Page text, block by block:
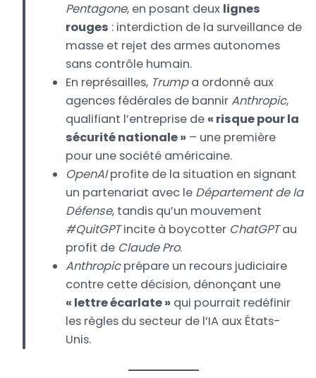
Pentagone, en posant deux lignes
rouges : interdiction de la surveillance de
masse et rejet des armes autonomes
sans contrôle humain.
En représailles, Trumpa ordonné aux
agences fédérales de bannirAnthropic,
qualifiant l’entreprise de « risque pour la
sécurité nationale »– une première
pour une société américaine.
OpenAIprofite de la situation en signant
un partenariat avec le Département de la
Défense, tandis qu’un mouvement
#QuitGPTincite à boycotter ChatGPTau
profit de Claude Pro.
Anthropicprépare un recours judiciaire
contre cette décision, dénonçant une
« lettre écarlate »qui pourrait redéfinir
les règles du secteur de l’IA aux États-
Unis.